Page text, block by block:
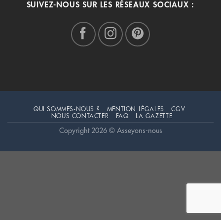
SUIVEZ-NOUS SUR LES RÉSEAUX SOCIAUX :
QUI SOMMES-NOUS ? MENTION LÉGALES
CGV
NOUS CONTACTER
FAQ LA GAZETTE
Copyright 2026 © Asseyons-nous